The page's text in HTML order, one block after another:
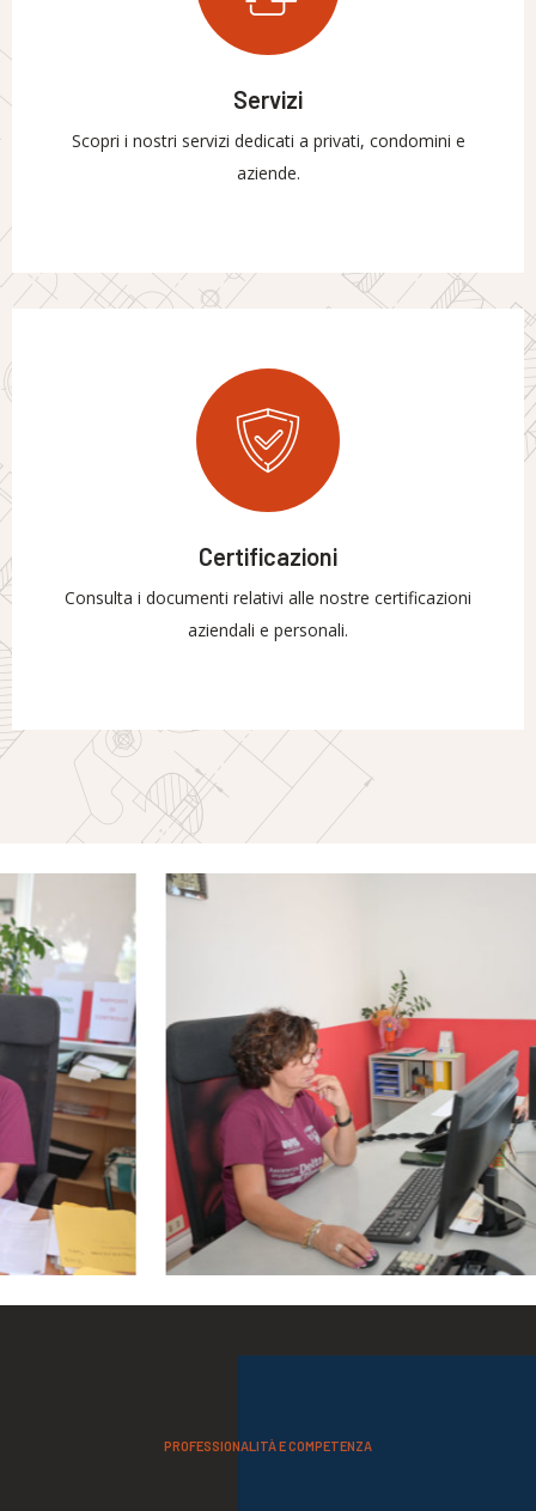
Servizi
Scopri i nostri servizi dedicati a privati, condomini e
aziende.
Certificazioni
Consulta i documenti relativi alle nostre certificazioni
aziendali e personali.
ASSISTENZA